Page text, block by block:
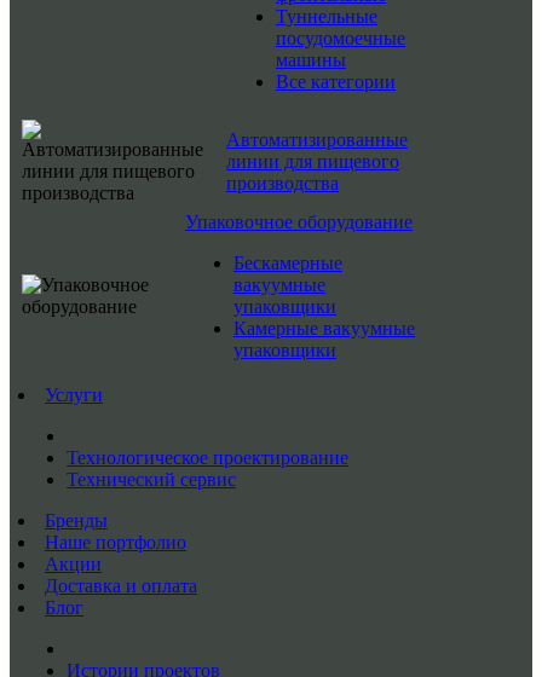
Туннельные
посудомоечные
машины
Все категории
Автоматизированные
линии для пищевого
производства
Упаковочное оборудование
Бескамерные
вакуумные
упаковщики
Камерные вакуумные
упаковщики
Услуги
Технологическое проектирование
Технический сервис
Бренды
Наше портфолио
Акции
Доставка и оплата
Блог
Истории проектов